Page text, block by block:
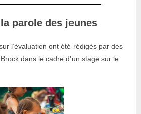
parole des jeunes
l’évaluation ont été rédigés par des
dans le cadre d'un stage sur le